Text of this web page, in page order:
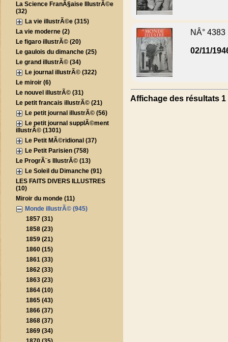
La Science FranÃ§aise IllustrÃ©e
(32)
La vie illustrÃ©e (315)
La vie moderne (2)
Le figaro illustrÃ© (20)
Le gaulois du dimanche (25)
Le grand illustrÃ© (34)
Le journal illustrÃ© (322)
Le miroir (6)
Le nouvel illustrÃ© (31)
Le petit francais illustrÃ© (21)
Le petit journal illustrÃ© (56)
Le petit journal supplÃ©ment
illustrÃ© (1301)
Le Petit MÃ©ridional (37)
Le Petit Parisien (758)
Le ProgrÃ¨s IllustrÃ© (13)
Le Soleil du Dimanche (91)
LES FAITS DIVERS ILLUSTRES
(10)
Miroir du monde (11)
Monde illustrÃ© (945)
1857 (31)
1858 (23)
1859 (21)
1860 (15)
1861 (33)
1862 (33)
1863 (23)
1864 (10)
1865 (43)
1866 (37)
1868 (37)
1869 (34)
NÂ° 4383
02/11/
Affichage des résultats